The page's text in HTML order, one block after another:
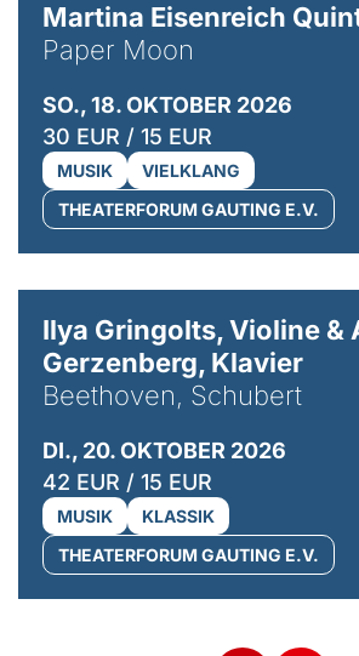
Martina Eisenreich
Paper Moon
SO., 18. OKTOBER 2026
30 EUR / 15 EUR
MUSIK
VIELKLANG
THEATERFORUM GAUTING E.V.
Ilya Gringolts, Violine &
Gerzenberg, Klavier
Beethoven, Schubert
DI., 20. OKTOBER 2026
42 EUR / 15 EUR
MUSIK
KLASSIK
THEATERFORUM GAUTING E.V.